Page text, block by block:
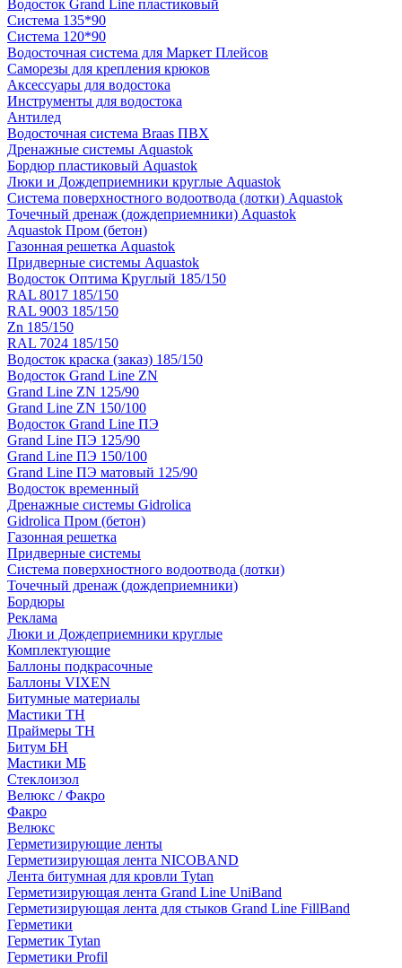
Водосток Grand Line пластиковый
Система 135*90
Система 120*90
Водосточная система для Маркет Плейсов
Саморезы для крепления крюков
Аксессуары для водостока
Инструменты для водостока
Антилед
Водосточная система Braas ПВХ
Дренажные системы Aquastok
Бордюр пластиковый Aquastok
Люки и Дождеприемники круглые Aquastok
Система поверхностного водоотвода (лотки) Aquastok
Точечный дренаж (дождеприемники) Aquastok
Aquastok Пром (бетон)
Газонная решетка Aquastok
Придверные системы Aquastok
Водосток Оптима Круглый 185/150
RAL 8017 185/150
RAL 9003 185/150
Zn 185/150
RAL 7024 185/150
Водосток краска (заказ) 185/150
Водосток Grand Line ZN
Grand Line ZN 125/90
Grand Line ZN 150/100
Водосток Grand Line ПЭ
Grand Line ПЭ 125/90
Grand Line ПЭ 150/100
Grand Line ПЭ матовый 125/90
Водосток временный
Дренажные системы Gidrolica
Gidrolica Пром (бетон)
Газонная решетка
Придверные системы
Система поверхностного водоотвода (лотки)
Точечный дренаж (дождеприемники)
Бордюры
Рекламa
Люки и Дождеприемники круглые
Комплектующие
Баллоны подкрасочные
Баллоны VIXEN
Битумные материалы
Мастики ТН
Праймеры ТН
Битум БН
Мастики МБ
Стеклоизол
Велюкс / Факро
Факро
Велюкс
Герметизирующие ленты
Герметизирующая лента NICOBAND
Лента битумная для кровли Tytan
Герметизирующая лента Grand Line UniBand
Герметизирующая лента для стыков Grand Line FillBand
Герметики
Герметик Tytan
Герметики Profil